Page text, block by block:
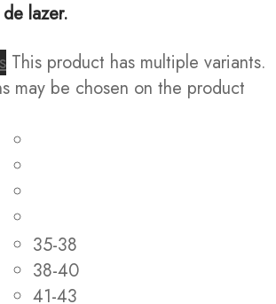
lazer.
This product has multiple variants.
may be chosen on the product
35-38
38-40
41-43